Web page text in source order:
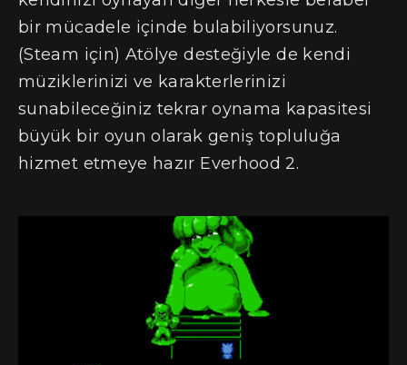
bir mücadele içinde bulabiliyorsunuz.
(Steam için) Atölye desteğiyle de kendi
müziklerinizi ve karakterlerinizi
sunabileceğiniz tekrar oynama kapasitesi
büyük bir oyun olarak geniş topluluğa
hizmet etmeye hazır Everhood 2.